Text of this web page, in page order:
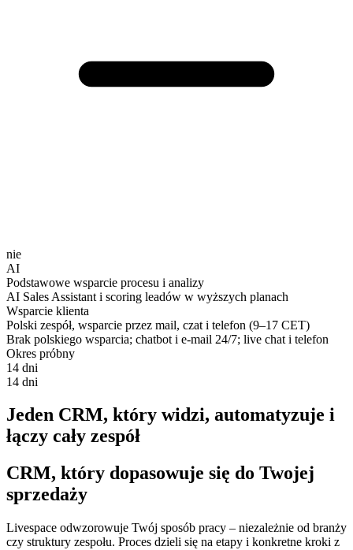
nie
AI
Podstawowe wsparcie procesu i analizy
AI Sales Assistant i scoring leadów w wyższych planach
Wsparcie klienta
Polski zespół, wsparcie przez mail, czat i telefon (9–17 CET)
Brak polskiego wsparcia; chatbot i e-mail 24/7; live chat i telefon
Okres próbny
14 dni
14 dni
Jeden CRM, który widzi, automatyzuje i
łączy cały zespół
CRM, który dopasowuje się do Twojej
sprzedaży
Livespace odwzorowuje Twój sposób pracy – niezależnie od branży
czy struktury zespołu. Proces dzieli się na etapy i konkretne kroki z